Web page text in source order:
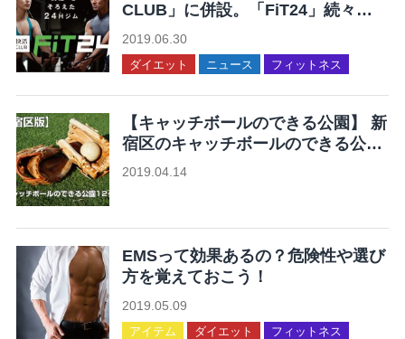
CLUB」に併設。「FiT24」続々オ
ープン。
2019.06.30
ダイエット ニュース フィットネス
【キャッチボールのできる公園】 新
宿区のキャッチボールのできる公園
12ヶ所まとめ
2019.04.14
EMSって効果あるの？危険性や選び
方を覚えておこう！
2019.05.09
アイテム ダイエット フィットネス